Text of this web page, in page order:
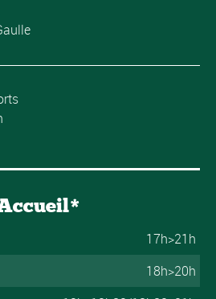
17h>21h
18h>20h